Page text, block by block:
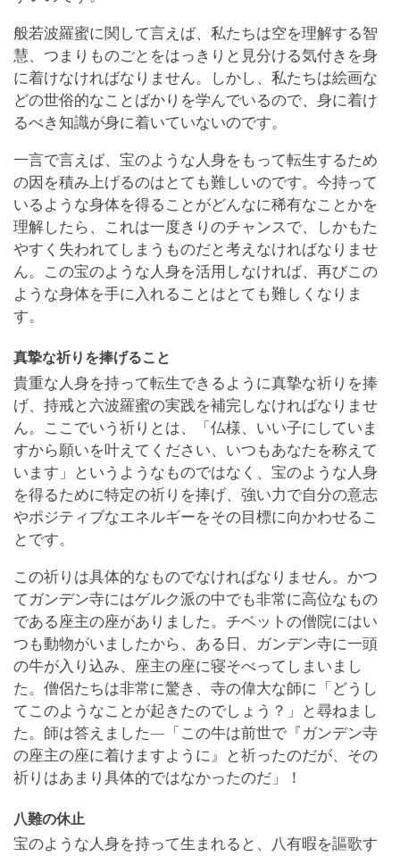
般若波羅蜜に関して言えば、私たちは空を理解する智
慧、つまりものごとをはっきりと見分ける気付きを身
に着けなければなりません。しかし、私たちは絵画な
どの世俗的なことばかりを学んでいるので、身に着け
るべき知識が身に着いていないのです。
一言で言えば、宝のような人身をもって転生するため
の因を積み上げるのはとても難しいのです。今持って
いるような身体を得ることがどんなに稀有なことかを
理解したら、これは一度きりのチャンスで、しかもた
やすく失われてしまうものだと考えなければなりませ
ん。この宝のような人身を活用しなければ、再びこの
ような身体を手に入れることはとても難しくなりま
す。
真摯な祈りを捧げること
貴重な人身を持って転生できるように真摯な祈りを捧
げ、持戒と六波羅蜜の実践を補完しなければなりませ
ん。ここでいう祈りとは、「仏様、いい子にしていま
すから願いを叶えてください、いつもあなたを称えて
います」というようなものではなく、宝のような人身
を得るために特定の祈りを捧げ、強い力で自分の意志
やポジティブなエネルギーをその目標に向かわせるこ
とです。
この祈りは具体的なものでなければなりません。かつ
てガンデン寺にはゲルク派の中でも非常に高位なもの
である座主の座がありました。チベットの僧院にはい
つも動物がいましたから、ある日、ガンデン寺に一頭
の牛が入り込み、座主の座に寝そべってしまいまし
た。僧侶たちは非常に驚き、寺の偉大な師に「どうし
てこのようなことが起きたのでしょう？」と尋ねまし
た。師は答えました―「この牛は前世で『ガンデン寺
の座主の座に着けますように』と祈ったのだが、その
祈りはあまり具体的ではなかったのだ」！
八難の休止
宝のような人身を持って生まれると、八有暇を謳歌す